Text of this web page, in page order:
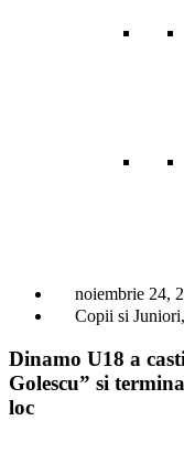
noiembrie 24,
Copii si Juniori,
Dinamo U18 a
Golescu” si
loc